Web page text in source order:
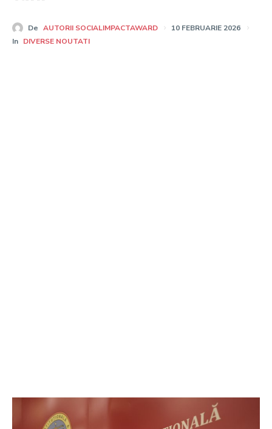
De AUTORII SOCIALIMPACTAWARD
10 FEBRUARIE 2026
In DIVERSE NOUTATI